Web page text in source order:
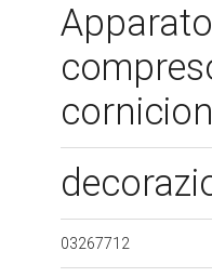
03267712